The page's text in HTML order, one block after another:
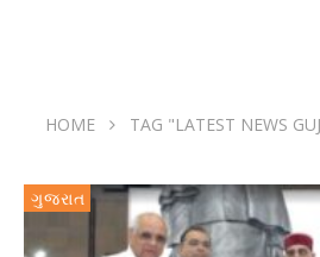
HOME TAG "LATEST NEWS
ગુજરાત